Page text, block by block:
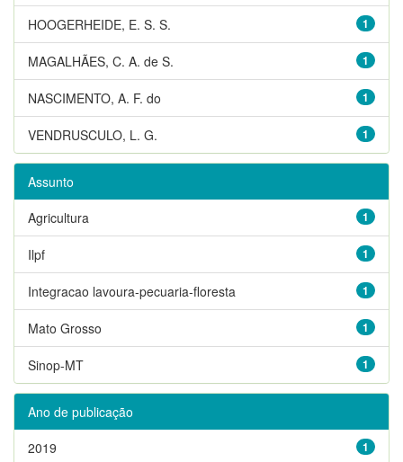
1
HOOGERHEIDE, E. S. S.
1
MAGALHÃES, C. A. de S.
1
NASCIMENTO, A. F. do
1
VENDRUSCULO, L. G.
Assunto
1
Agricultura
1
Ilpf
1
Integracao lavoura-pecuaria-floresta
1
Mato Grosso
1
Sinop-MT
Ano de publicação
1
2019